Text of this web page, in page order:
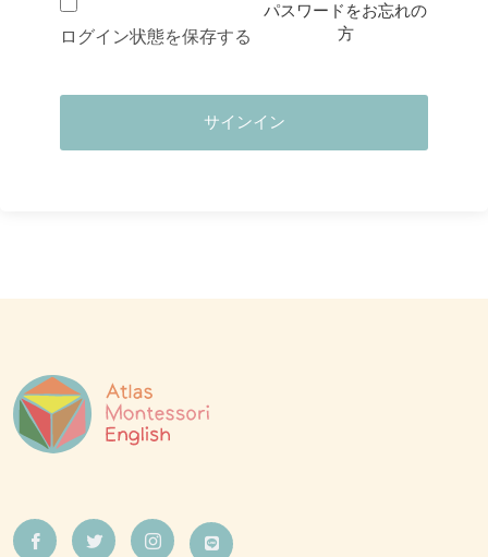
ログイン状態を保存する
パスワードをお忘れの
方
サインイン